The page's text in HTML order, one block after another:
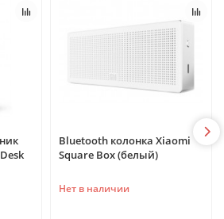
Bluetooth колонка Xiaomi
Square Box (белый)
Нет в наличии